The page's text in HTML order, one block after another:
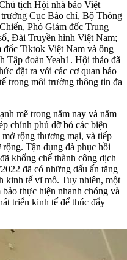
tịch Hội nhà báo Việt
Cục Báo chí, Bộ Thông
Phó Giám đốc Trung
Đài Truyền hình Việt Nam;
Tiktok Việt Nam và ông
đoàn Yeah1. Hội thảo đã
đặt ra với các cơ quan báo
trong môi trường thông tin đa
mẽ trong năm nay và năm
chính phủ dỡ bỏ các biện
rộng thương mại, và tiếp
Tận dụng đà phục hồi
khống chế thành công dịch
đã có những dấu ấn tăng
kinh tế vĩ mô. Tuy nhiên, một
thực hiện nhanh chóng và
triển kinh tế để thúc đẩy